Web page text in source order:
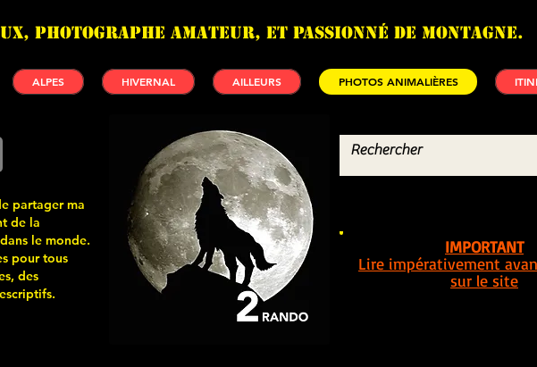
photographe amateur, et passionné de montagne.
ALPES HIVERNAL AILLEURS PHOTOS ANIMALIÈRES
partager ma
de la
le monde.
pour tous
des
IMPORTANT
Lire impérativement
sur le site